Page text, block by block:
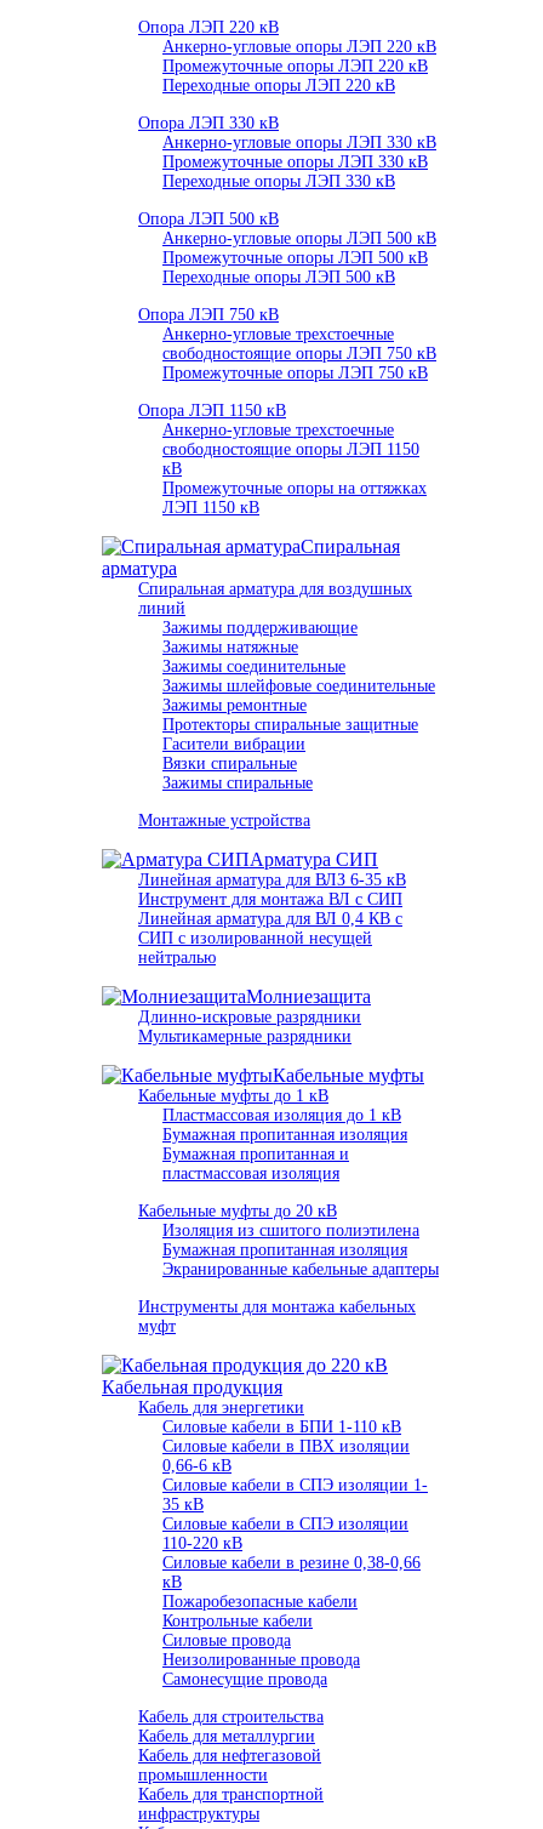
Опора ЛЭП 220 кВ
Анкерно-угловые опоры ЛЭП 220 кВ
Промежуточные опоры ЛЭП 220 кВ
Переходные опоры ЛЭП 220 кВ
Опора ЛЭП 330 кВ
Анкерно-угловые опоры ЛЭП 330 кВ
Промежуточные опоры ЛЭП 330 кВ
Переходные опоры ЛЭП 330 кВ
Опора ЛЭП 500 кВ
Анкерно-угловые опоры ЛЭП 500 кВ
Промежуточные опоры ЛЭП 500 кВ
Переходные опоры ЛЭП 500 кВ
Опора ЛЭП 750 кВ
Анкерно-угловые трехстоечные
свободностоящие опоры ЛЭП 750 кВ
Промежуточные опоры ЛЭП 750 кВ
Опора ЛЭП 1150 кВ
Анкерно-угловые трехстоечные
свободностоящие опоры ЛЭП 1150
кВ
Промежуточные опоры на оттяжках
ЛЭП 1150 кВ
Спиральная
арматура
Спиральная арматура для воздушных
линий
Зажимы поддерживающие
Зажимы натяжные
Зажимы соединительные
Зажимы шлейфовые соединительные
Зажимы ремонтные
Протекторы спиральные защитные
Гасители вибрации
Вязки спиральные
Зажимы спиральные
Монтажные устройства
Арматура СИП
Линейная арматура для ВЛЗ 6-35 кВ
Инструмент для монтажа ВЛ с СИП
Линейная арматура для ВЛ 0,4 КВ с
СИП с изолированной несущей
нейтралью
Молниезащита
Длинно-искровые разрядники
Мультикамерные разрядники
Кабельные муфты
Кабельные муфты до 1 кВ
Пластмассовая изоляция до 1 кВ
Бумажная пропитанная изоляция
Бумажная пропитанная и
пластмассовая изоляция
Кабельные муфты до 20 кВ
Изоляция из сшитого полиэтилена
Бумажная пропитанная изоляция
Экранированные кабельные адаптеры
Инструменты для монтажа кабельных
муфт
Кабельная продукция
Кабель для энергетики
Cиловые кабели в БПИ 1-110 кВ
Силовые кабели в ПВХ изоляции
0,66-6 кВ
Силовые кабели в СПЭ изоляции 1-
35 кВ
Силовые кабели в СПЭ изоляции
110-220 кВ
Силовые кабели в резине 0,38-0,66
кВ
Пожаробезопасные кабели
Контрольные кабели
Силовые провода
Неизолированные провода
Самонесущие провода
Кабель для строительства
Кабель для металлургии
Кабель для нефтегазовой
промышленности
Кабель для транспортной
инфраструктуры